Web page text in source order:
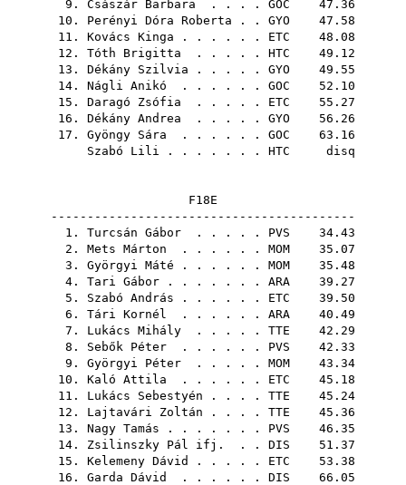
9. Császár Barbara . . . . GOC 47.36
10. Perényi Dóra Roberta . . GYO 47.58
11. Kovács Kinga . . . . . . ETC 48.08
12. Tóth Brigitta . . . . . HTC 49.12
13. Dékány Szilvia . . . . . GYO 49.55
14. Nágli Anikó . . . . . . GOC 52.10
15. Daragó Zsófia . . . . . ETC 55.27
16. Dékány Andrea . . . . . GYO 56.26
17. Gyöngy Sára . . . . . . GOC 63.16
Szabó Lili . . . . . . . HTC disq
F18E
------------------------------------------
1. Turcsán Gábor . . . . . PVS 34.43
2. Mets Márton . . . . . . MOM 35.07
3. Györgyi Máté . . . . . . MOM 35.48
4. Tari Gábor . . . . . . . ARA 39.27
5. Szabó András . . . . . . ETC 39.50
6. Tári Kornél . . . . . . ARA 40.49
7. Lukács Mihály . . . . . TTE 42.29
8. Sebők Péter . . . . . . PVS 42.33
9. Györgyi Péter . . . . . MOM 43.34
10. Kaló Attila . . . . . . ETC 45.18
11. Lukács Sebestyén . . . . TTE 45.24
12. Lajtavári Zoltán . . . . TTE 45.36
13. Nagy Tamás . . . . . . . PVS 46.35
14. Zsilinszky Pál ifj. . . DIS 51.37
15. Kelemeny Dávid . . . . . ETC 53.38
16. Garda Dávid . . . . . . DIS 66.05